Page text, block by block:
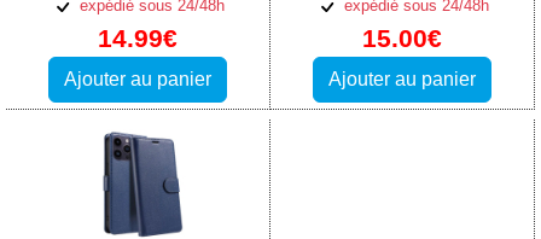
14 Pro Max
expédié sous 24/48h
14.99€
Ajouter au panier
expédié sous 24/48h
15.00€
Ajouter au panier